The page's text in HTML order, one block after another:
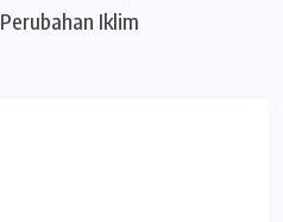
Perubahan Iklim